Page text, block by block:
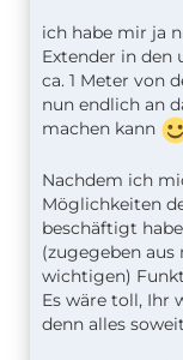
ich habe mir ja
Extender in den
ca. 1 Meter von
nun endlich an
machen kann
Nachdem ich
Möglichkeiten
beschäftigt
(zugegeben
wichtigen)
Es wäre toll, Ihr
denn alles